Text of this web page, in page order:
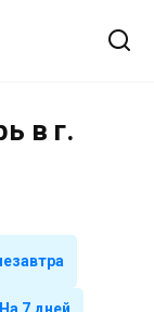
в г.